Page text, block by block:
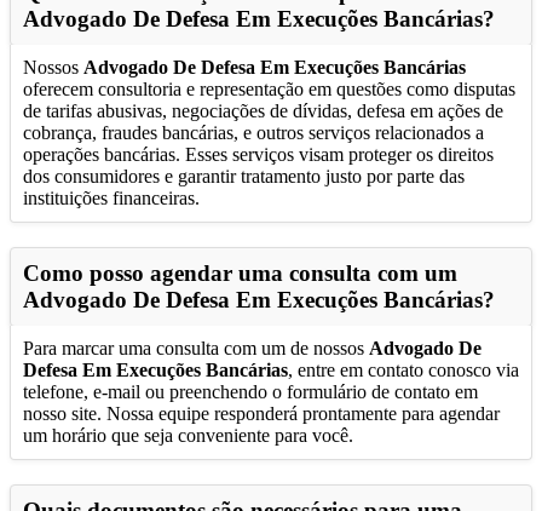
Advogado De Defesa Em Execuções Bancárias?
Nossos Advogado De Defesa Em Execuções Bancárias
oferecem consultoria e representação em questões como disputas
de tarifas abusivas, negociações de dívidas, defesa em ações de
cobrança, fraudes bancárias, e outros serviços relacionados a
operações bancárias. Esses serviços visam proteger os direitos
dos consumidores e garantir tratamento justo por parte das
instituições financeiras.
Como posso agendar uma consulta com um
Advogado De Defesa Em Execuções Bancárias?
Para marcar uma consulta com um de nossos Advogado De
Defesa Em Execuções Bancárias, entre em contato conosco via
telefone, e-mail ou preenchendo o formulário de contato em
nosso site. Nossa equipe responderá prontamente para agendar
um horário que seja conveniente para você.